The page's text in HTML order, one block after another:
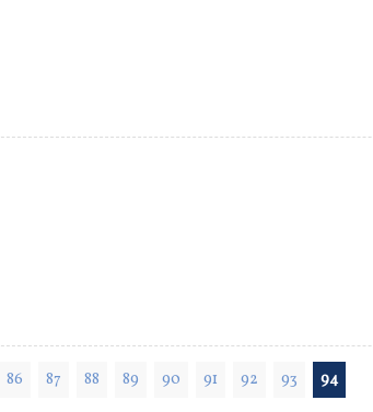
86 87 88 89 90 91 92 93 94